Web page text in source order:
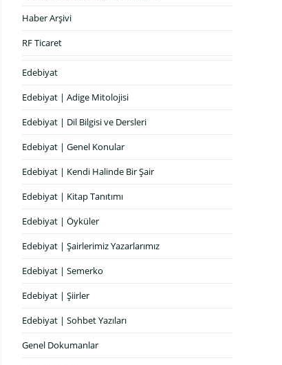
Haber Arşivi
RF Ticaret
Edebiyat
Edebiyat | Adige Mitolojisi
Edebiyat | Dil Bilgisi ve Dersleri
Edebiyat | Genel Konular
Edebiyat | Kendi Halinde Bir Şair
Edebiyat | Kitap Tanıtımı
Edebiyat | Öyküler
Edebiyat | Şairlerimiz Yazarlarımız
Edebiyat | Semerko
Edebiyat | Şiirler
Edebiyat | Sohbet Yazıları
Genel Dokumanlar